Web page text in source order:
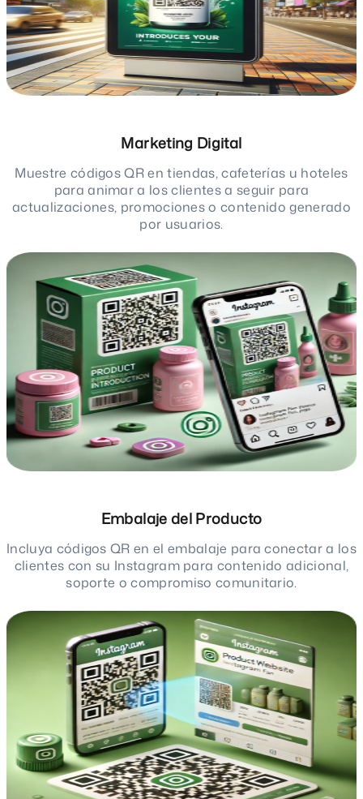
Marketing Digital
Muestre códigos QR en tiendas, cafeterías u hoteles
para animar a los clientes a seguir para
actualizaciones, promociones o contenido generado
por usuarios.
Embalaje del Producto
Incluya códigos QR en el embalaje para conectar a los
clientes con su Instagram para contenido adicional,
soporte o compromiso comunitario.